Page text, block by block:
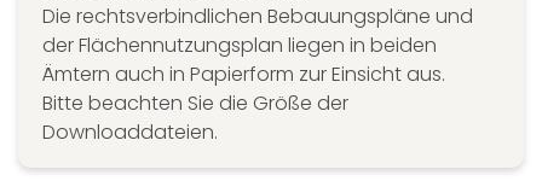
Die rechtsverbindlichen Bebauungspläne und
der Flächennutzungsplan liegen in beiden
Ämtern auch in Papierform zur Einsicht aus.
Bitte beachten Sie die Größe der
Downloaddateien.